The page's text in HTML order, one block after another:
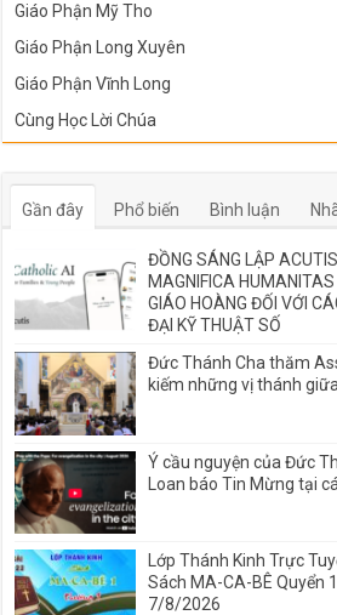
Giáo Phận Mỹ Tho
Giáo Phận Long Xuyên
Giáo Phận Vĩnh Long
Cùng Học Lời Chúa
Gần đây Phổ biến Bình luận
ĐỒNG SÁNG LẬP
MAGNIFICA
GIÁO HOÀNG ĐỐI VỚI
ĐẠI KỸ THUẬT SỐ
Đức Thánh Cha thăm
kiếm những vị thánh
Ý cầu nguyện của Đức
Loan báo Tin Mừng tại
Lớp Thánh Kinh Trực
Sách MA-CA-BÊ Quyển
7/8/2026